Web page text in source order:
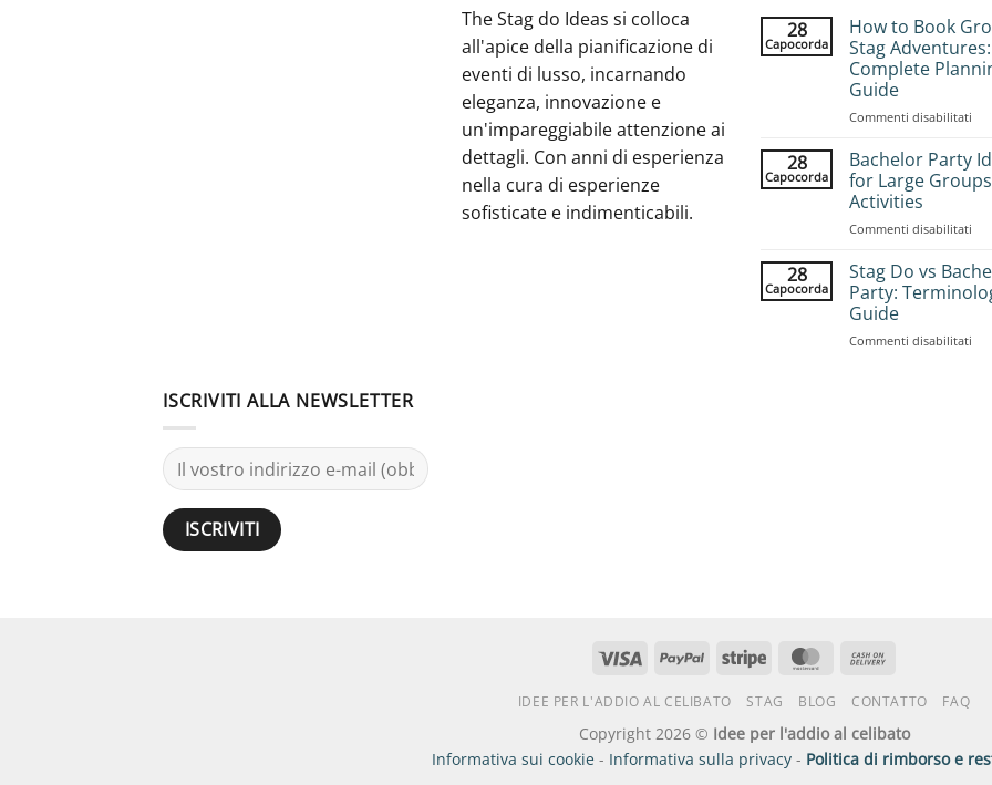
The Stag do Ideas si colloca
all'apice della pianificazione di
eventi di lusso, incarnando
eleganza, innovazione e
un'impareggiabile attenzione ai
dettagli. Con anni di esperienza
nella cura di esperienze
sofisticate e indimenticabili.
28
Capocorda
How to Book
Stag Adventures:
Complete
Guide
Commenti disabilitati
to
28
Capocorda
Bachelor Party
for Large
Activities
Commenti disabilitati
for
28
Capocorda
Stag Do vs
Party:
Guide
Commenti disabilitati
ISCRIVITI ALLA NEWSLETTER
Visto PayPal Striscia MasterCard
consegna
IDEE PER L'ADDIO AL CELIBATO STAG BLOG CONTATTO FAQ
Copyright 2026 © Idee per l'addio al celibato
Informativa sui cookie - Informativa sulla privacy - Politica di rimborso e